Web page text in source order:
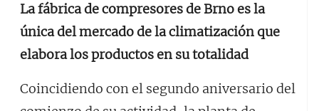
La fábrica de compresores de Brno es la
única del mercado de la climatización que
elabora los productos en su totalidad
Coincidiendo con el segundo aniversario del